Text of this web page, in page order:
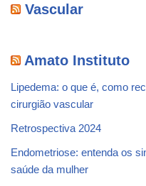
Vascular
Amato Instituto
Lipedema: o que é, como
cirurgião vascular
Retrospectiva 2024
Endometriose: entenda os
saúde da mulher